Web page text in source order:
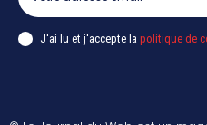
J'ai lu et j'accepte la politique de